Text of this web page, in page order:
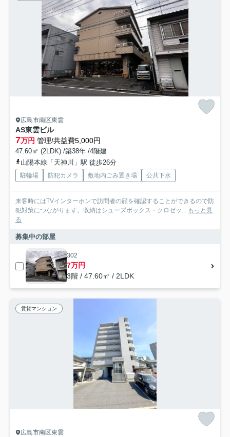
広島市南区東雲
AS東雲ビル
7万円 管理/共益費5,000円
47.60㎡ (2LDK) /築38年 /4階建
山陽本線「天神川」駅 徒歩26分
駐輪場 防犯カメラ 敷地内ごみ置き場 公共下水
来客時にはTVインターホンで訪問者の顔を確認することができるので防
犯対策につながります。収納はシューズボックス・クロゼッ... もっと見
る
募集中の部屋
302
7万円
3階 / 47.60㎡ / 2LDK
賃貸マンション
広島市南区東雲